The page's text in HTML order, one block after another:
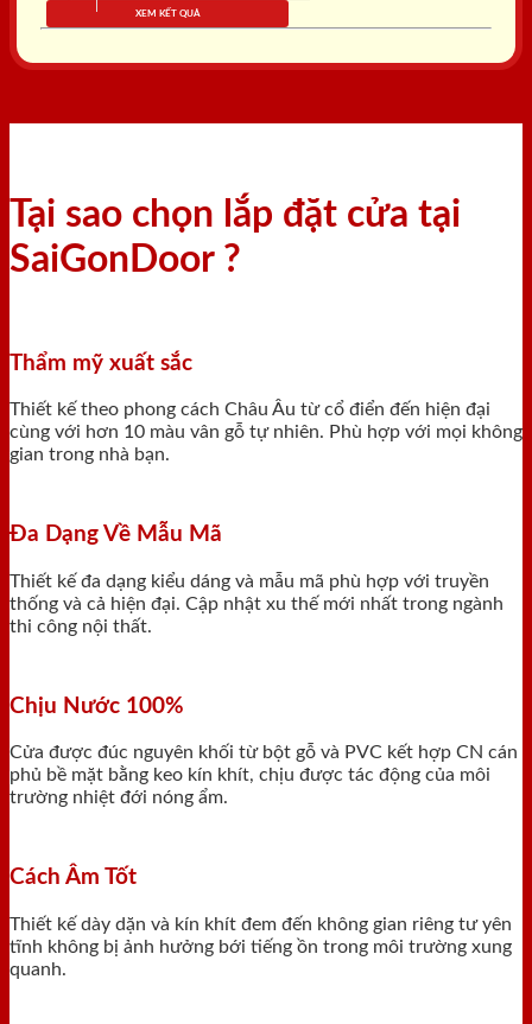
XEM KẾT QUẢ
Tại sao chọn lắp đặt cửa tại
SaiGonDoor ?
Thẩm mỹ xuất sắc
Thiết kế theo phong cách Châu Âu từ cổ điển đến hiện đại
cùng với hơn 10 màu vân gỗ tự nhiên. Phù hợp với mọi không
gian trong nhà bạn.
Đa Dạng Về Mẫu Mã
Thiết kế đa dạng kiểu dáng và mẫu mã phù hợp với truyền
thống và cả hiện đại. Cập nhật xu thế mới nhất trong ngành
thi công nội thất.
Chịu Nước 100%
Cửa được đúc nguyên khối từ bột gỗ và PVC kết hợp CN cán
phủ bề mặt bằng keo kín khít, chịu được tác động của môi
trường nhiệt đới nóng ẩm.
Cách Âm Tốt
Thiết kế dày dặn và kín khít đem đến không gian riêng tư yên
tĩnh không bị ảnh hưởng bới tiếng ồn trong môi trường xung
quanh.